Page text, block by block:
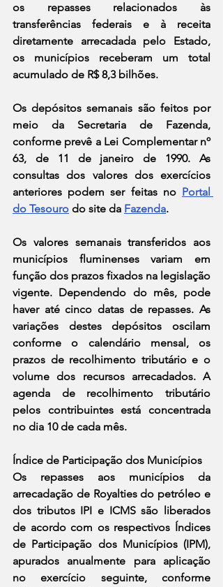
os repasses relacionados às
transferências federais e à receita
diretamente arrecadada pelo Estado,
os municípios receberam um total
acumulado de R$ 8,3 bilhões.
Os depósitos semanais são feitos por
meio da Secretaria de Fazenda,
conforme prevê a Lei Complementar nº
63, de 11 de janeiro de 1990. As
consultas dos valores dos exercícios
anteriores podem ser feitas no Portal
do Tesouro do site da Fazenda.
Os valores semanais transferidos aos
municípios fluminenses variam em
função dos prazos fixados na legislação
vigente. Dependendo do mês, pode
haver até cinco datas de repasses. As
variações destes depósitos oscilam
conforme o calendário mensal, os
prazos de recolhimento tributário e o
volume dos recursos arrecadados. A
agenda de recolhimento tributário
pelos contribuintes está concentrada
no dia 10 de cada mês.
Índice de Participação dos Municípios
Os repasses aos municípios da
arrecadação de Royalties do petróleo e
dos tributos IPI e ICMS são liberados
de acordo com os respectivos Índices
de Participação dos Municípios (IPM),
apurados anualmente para aplicação
no exercício seguinte, conforme